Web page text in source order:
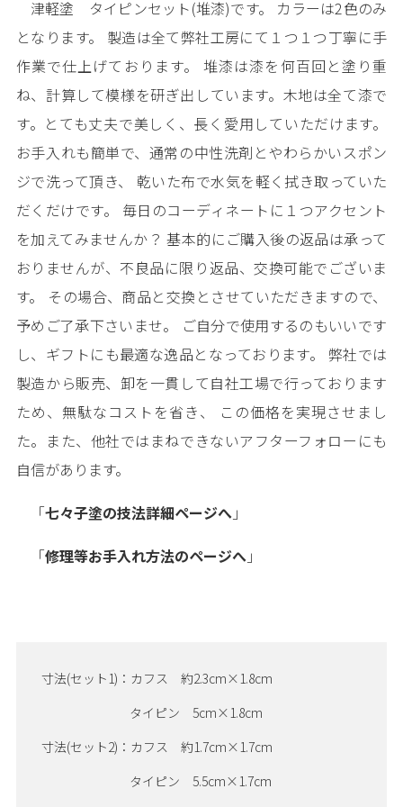
津軽塗 タイピンセット(堆漆)です。 カラーは2色のみ
となります。 製造は全て弊社工房にて１つ１つ丁寧に手
作業で仕上げております。 堆漆は漆を何百回と塗り重
ね、計算して模様を研ぎ出しています。木地は全て漆で
す。とても丈夫で美しく、長く愛用していただけます。
お手入れも簡単で、通常の中性洗剤とやわらかいスポン
ジで洗って頂き、 乾いた布で水気を軽く拭き取っていた
だくだけです。 毎日のコーディネートに１つアクセント
を加えてみませんか？ 基本的にご購入後の返品は承って
おりませんが、不良品に限り返品、交換可能でございま
す。 その場合、商品と交換とさせていただきますので、
予めご了承下さいませ。 ご自分で使用するのもいいです
し、ギフトにも最適な逸品となっております。 弊社では
製造から販売、卸を一貫して自社工場で行っております
ため、無駄なコストを省き、 この価格を実現させまし
た。また、他社ではまねできないアフターフォローにも
自信があります。
「七々子塗の技法詳細ページへ」
「修理等お手入れ方法のページへ」
寸法(セット1)：カフス 約2.3cm×1.8cm
タイピン 5cm×1.8cm
寸法(セット2)：カフス 約1.7cm×1.7cm
タイピン 5.5cm×1.7cm